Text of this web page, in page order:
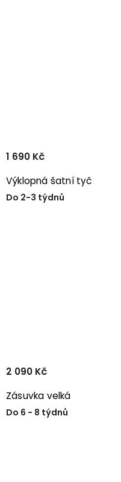
Výklopná šatní tyč
Do 2-3 týdnů
1 690 Kč
Zásuvka velká
Do 6 - 8 týdnů
2 090 Kč